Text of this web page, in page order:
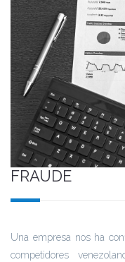
FRAUDE
Una empresa nos ha
competidores